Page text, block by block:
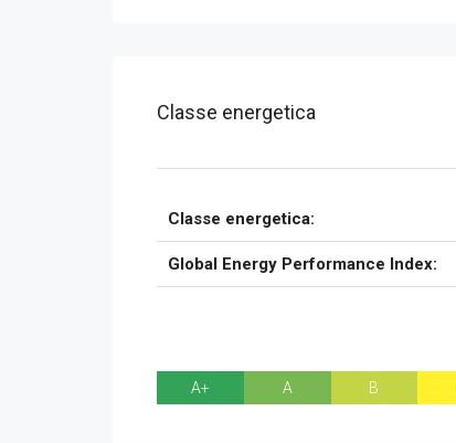
Classe energetica
Classe energetica:
Global Energy Performance Index:
A+ A B